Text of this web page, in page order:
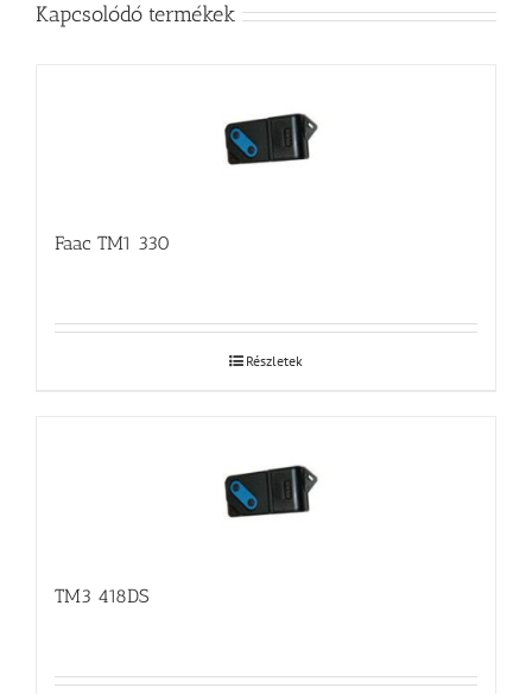
Kapcsolódó termékek
Faac TM1 330
Részletek
TM3 418DS